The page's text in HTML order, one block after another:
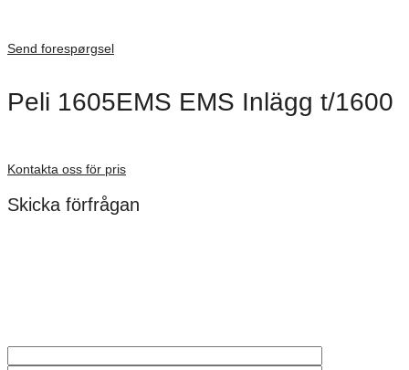
Send forespørgsel
Peli 1605EMS EMS Inlägg t/1600
Kontakta oss för pris
Skicka förfrågan